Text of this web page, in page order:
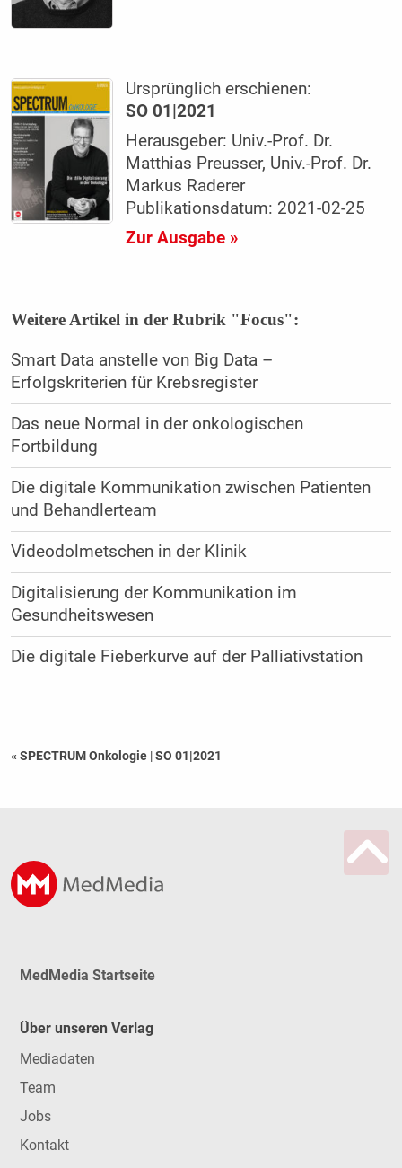
Ursprünglich erschienen:
SO 01|2021
Herausgeber: Univ.-Prof. Dr.
Matthias Preusser, Univ.-Prof. Dr.
Markus Raderer
Publikationsdatum: 2021-02-25
Zur Ausgabe »
Weitere Artikel in der Rubrik "Focus":
Smart Data anstelle von Big Data –
Erfolgskriterien für Krebsregister
Das neue Normal in der onkologischen
Fortbildung
Die digitale Kommunikation zwischen Patienten
und Behandlerteam
Videodolmetschen in der Klinik
Digitalisierung der Kommunikation im
Gesundheitswesen
Die digitale Fieberkurve auf der Palliativstation
« SPECTRUM Onkologie |SO 01|2021
MedMedia Startseite
Über unseren Verlag
Mediadaten
Team
Jobs
Kontakt